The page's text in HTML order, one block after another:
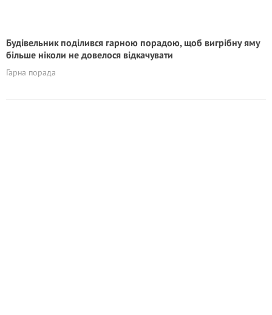
Будівельник поділився гарною порадою, щоб вигрібну яму
більше ніколи не довелося відкачувати
Гарна порада